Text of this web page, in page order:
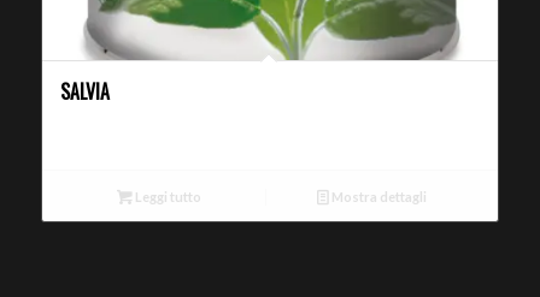
SALVIA
Leggi tutto Mostra dettagli